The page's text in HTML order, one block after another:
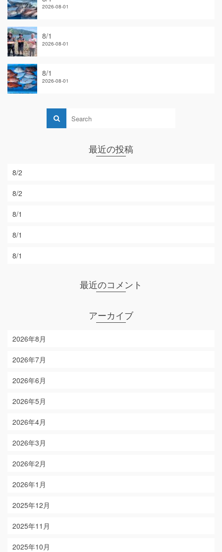
2026-08-01
8/1
2026-08-01
8/1
2026-08-01
最近の投稿
8/2
8/2
8/1
8/1
8/1
最近のコメント
アーカイブ
2026年8月
2026年7月
2026年6月
2026年5月
2026年4月
2026年3月
2026年2月
2026年1月
2025年12月
2025年11月
2025年10月